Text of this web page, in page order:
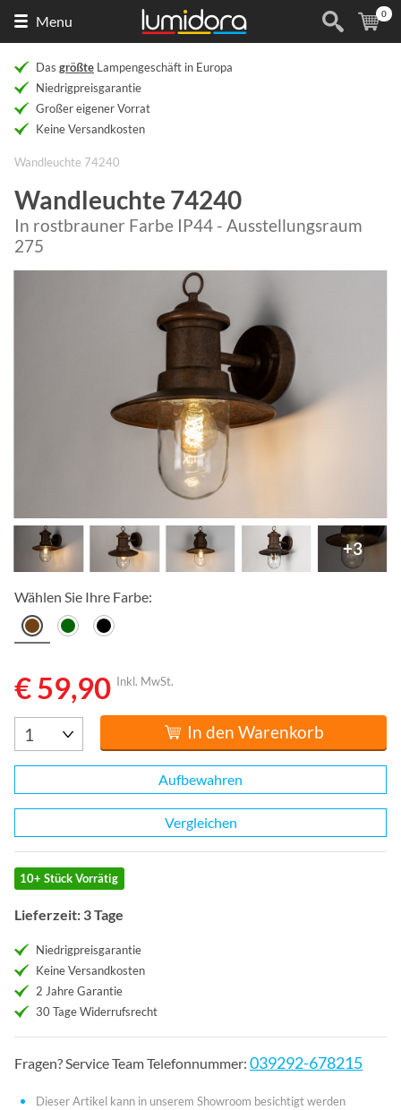
Menu (
0
Das größte Lampengeschäft in Europa
Niedrigpreisgarantie
Großer eigener Vorrat
Keine Versandkosten
Wandleuchte 74240
Wandleuchte 74240
In rostbrauner Farbe IP44 - Ausstellungsraum
275
+3
Wählen Sie Ihre Farbe:
€ 59,90 Inkl. MwSt.
In den Warenkorb
Aufbewahren
Vergleichen
10+ Stück Vorrätig
Lieferzeit: 3 Tage
Niedrigpreisgarantie
Keine Versandkosten
2 Jahre Garantie
30 Tage Widerrufsrecht
Fragen? Service Team Telefonnummer: 039292-678215
Dieser Artikel kann in unserem Showroom besichtigt werden